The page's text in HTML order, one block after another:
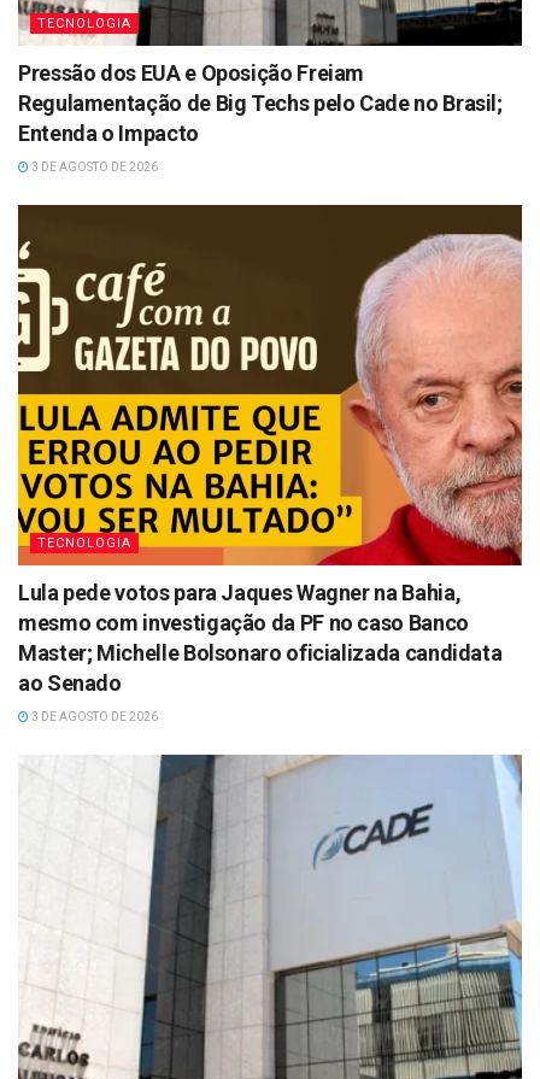
TECNOLOGIA
Pressão dos EUA e Oposição Freiam
Regulamentação de Big Techs pelo Cade no Brasil;
Entenda o Impacto
3 DE AGOSTO DE 2026
TECNOLOGIA
Lula pede votos para Jaques Wagner na Bahia,
mesmo com investigação da PF no caso Banco
Master; Michelle Bolsonaro oficializada candidata
ao Senado
3 DE AGOSTO DE 2026